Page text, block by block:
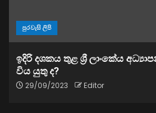
පුරවැසි ලිපි
ඉදිරි දශකය තුළ ශ්‍රී ලාංකේය
විය යුතු ද?
29/09/2023 Editor